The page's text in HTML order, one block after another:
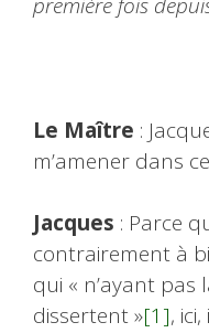
Le Maître :
m’amener dans
Jacques : Parce
contrairement à
qui « n’ayant pas
dissertent »[1],